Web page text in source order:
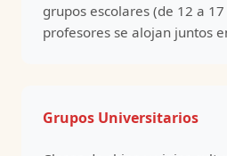
grupos escolares (de 12 a
profesores se alojan juntos
Grupos Universitarios